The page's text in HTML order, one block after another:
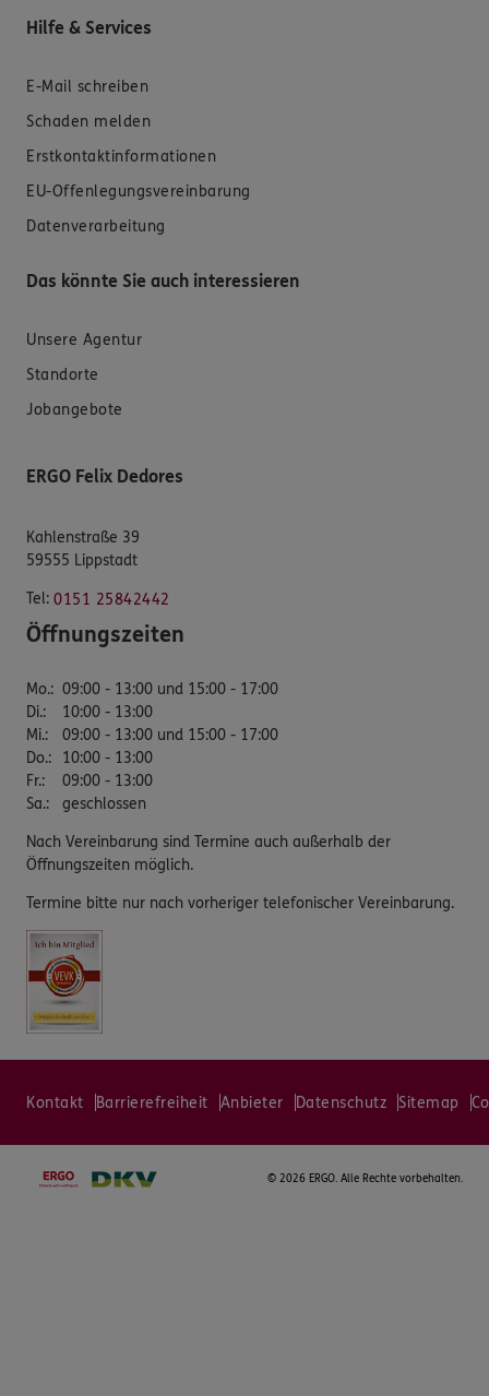
Hilfe & Services
E-Mail schreiben
Schaden melden
Erstkontaktinformationen
EU-Offenlegungsvereinbarung
Datenverarbeitung
Das könnte Sie auch interessieren
Unsere Agentur
Standorte
Jobangebote
ERGO Felix Dedores
Kahlenstraße 39
59555 Lippstadt
Tel: 0151 25842442
Öffnungszeiten
Mo.: 09:00 - 13:00 und 15:00 - 17:00
Di.:
10:00 - 13:00
Mi.:
09:00 - 13:00 und 15:00 - 17:00
Do.:
10:00 - 13:00
Fr.:
09:00 - 13:00
Sa.: geschlossen
Nach Vereinbarung sind Termine auch außerhalb der
Öffnungszeiten möglich.
Termine bitte nur nach vorheriger telefonischer Vereinbarung.
Kontakt Barrierefreiheit Anbieter Datenschutz Sitemap
© 2026 ERGO. Alle Rechte vorbehalten.